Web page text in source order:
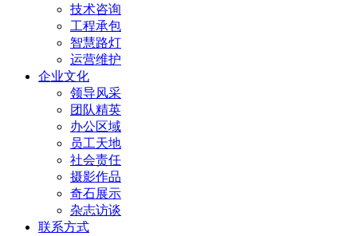
技术咨询
工程承包
智慧路灯
运营维护
企业文化
领导风采
团队精英
办公区域
员工天地
社会责任
摄影作品
奇石展示
杂志访谈
联系方式